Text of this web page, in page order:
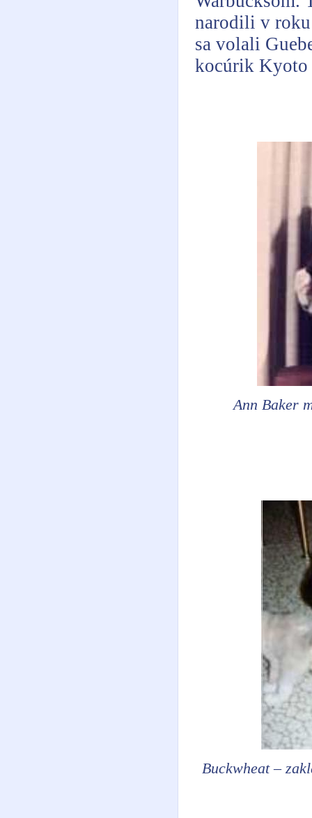
narodili v roku
sa volali
kocúrik Kyoto
Ann Baker
Buckwheat –